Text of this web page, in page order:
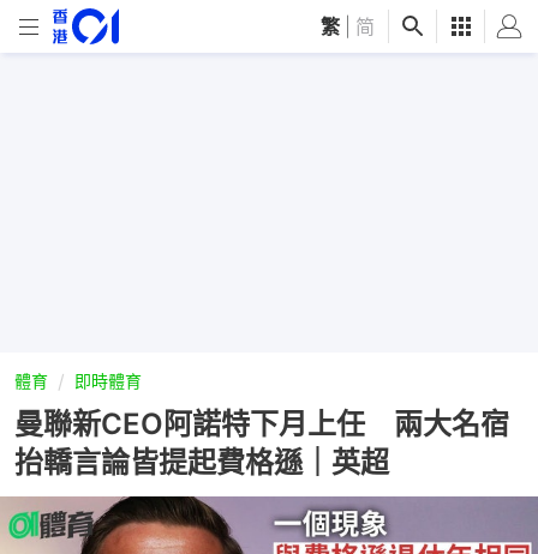
繁 简
體育 即時體育
曼聯新CEO阿諾特下月上任 兩大名宿
抬轎言論皆提起費格遜｜英超